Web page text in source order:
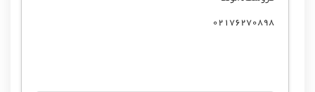
02176270898